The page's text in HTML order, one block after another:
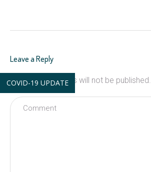
COVID-19 UPDATE
Leave a Reply
Your email address will not be published.